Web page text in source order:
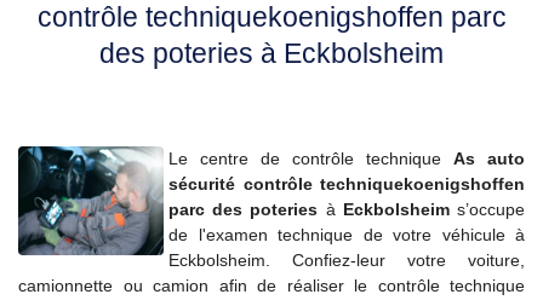
contrôle techniquekoenigshoffen parc
des poteries à Eckbolsheim
Le centre de contrôle technique As auto
sécurité contrôle techniquekoenigshoffen
parc des poteries à Eckbolsheims’occupe
de l'examen technique de votre véhicule à
Eckbolsheim. Confiez-leur votre voiture,
camionnette ou camion afin de réaliser le contrôle technique